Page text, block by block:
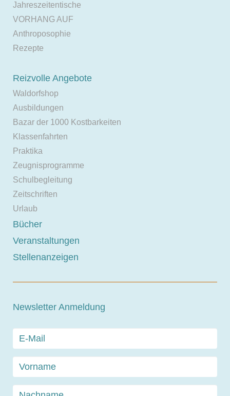
Jahreszeitentische
VORHANG AUF
Anthroposophie
Rezepte
Reizvolle Angebote
Waldorfshop
Ausbildungen
Bazar der 1000 Kostbarkeiten
Klassenfahrten
Praktika
Zeugnisprogramme
Schulbegleitung
Zeitschriften
Urlaub
Bücher
Veranstaltungen
Stellenanzeigen
Newsletter Anmeldung